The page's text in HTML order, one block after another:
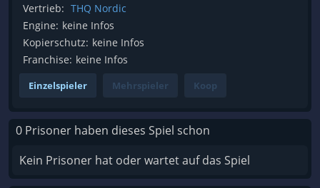
Vertrieb: THQ Nordic
Engine: keine Infos
Kopierschutz: keine Infos
Franchise: keine Infos
Einzelspieler Mehrspieler Koop
0 Prisoner haben dieses Spiel schon
Kein Prisoner hat oder wartet auf das Spiel